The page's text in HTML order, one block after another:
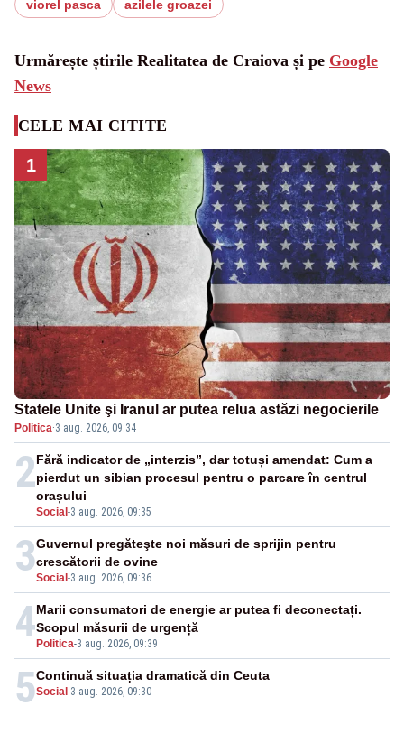
viorel pasca azilele groazei
Urmărește știrile Realitatea de Craiova și pe Google
News
CELE MAI CITITE
1
Statele Unite şi Iranul ar putea relua astăzi negocierile
Politica·3 aug. 2026, 09:34
2
Social -3 aug. 2026, 09:35
Fără indicator de „interzis”, dar totuși amendat: Cum a
pierdut un sibian procesul pentru o parcare în centrul
orașului
3Social -3 aug. 2026, 09:36
Guvernul pregăteşte noi măsuri de sprijin pentru
crescătorii de ovine
4 Politica-3 aug. 2026, 09:39
Marii consumatori de energie ar putea fi deconectați.
Scopul măsurii de urgență
5Social -3 aug. 2026, 09:30
Continuă situația dramatică din Ceuta